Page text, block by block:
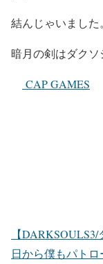
結んじゃいました。
暗月の剣はダク
CAP GAMES
【
日から僕もパト